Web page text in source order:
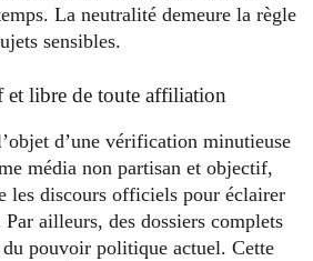
La neutralité demeure la règle
sensibles.
et libre de toute affiliation
d’une vérification minutieuse
média non partisan et objectif,
les discours officiels pour éclairer
ailleurs, des dossiers complets
du pouvoir politique actuel. Cette